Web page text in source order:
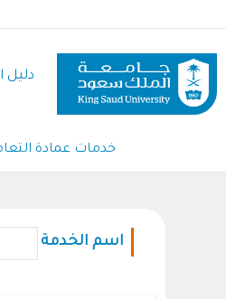
المحتوى
الرئيسي
دليل
خدمات عمادة
اسم الخدمة